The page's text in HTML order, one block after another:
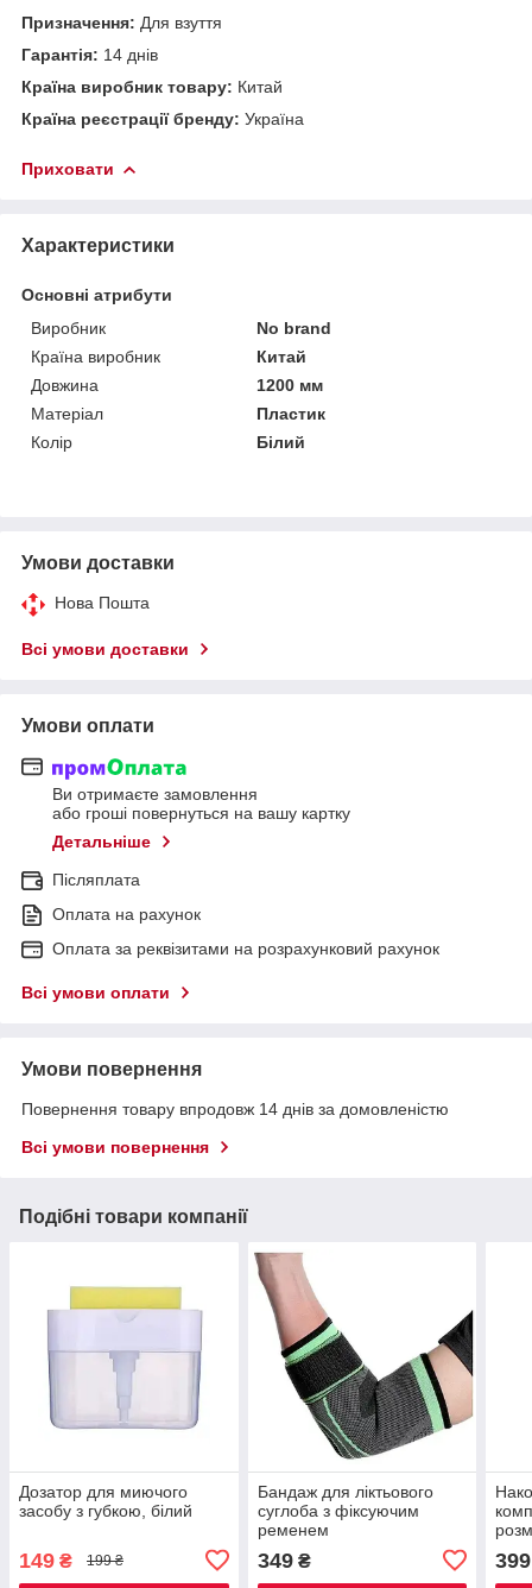
Призначення: Для взуття
Гарантія: 14 днів
Країна виробник товару: Китай
Країна реєстрації бренду: Україна
Приховати
Характеристики
Основні атрибути
Виробник
No brand
Країна виробник
Китай
Довжина
1200 мм
Матеріал
Пластик
Колір
Білий
Умови доставки
Нова Пошта
Всі умови доставки
Умови оплати
Ви отримаєте замовлення
або гроші повернуться на вашу картку
Детальніше
Післяплата
Оплата на рахунок
Оплата за реквізитами на розрахунковий рахунок
Всі умови оплати
Умови повернення
Повернення товару впродовж 14 днів за домовленістю
Всі умови повернення
Подібні товари компанії
Дозатор для миючого
засобу з губкою, білий
149 ₴ 199 ₴
Бандаж для ліктьового
суглоба з фіксуючим
ременем
349₴ 399